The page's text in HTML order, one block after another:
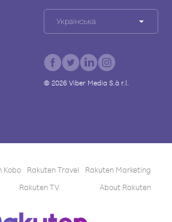
Українська
© 2026Viber Media S.à r.l.
Kobo Rakuten Travel
Rakuten Marketing
Rakuten TV About Rakuten